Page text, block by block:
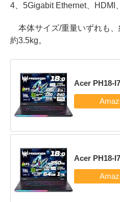
4、5Gigabit Ethernet、HDMI
本体サイズ/重量いずれも
約3.5kg。
Acer PH18-
Acer PH18-